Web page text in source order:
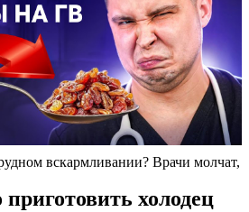
вскармливании? Врачи молчат,
холодец